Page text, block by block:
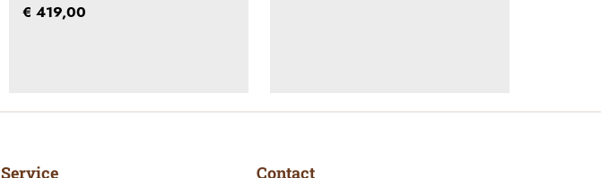
0
uit
€ 419,00
Service Contact